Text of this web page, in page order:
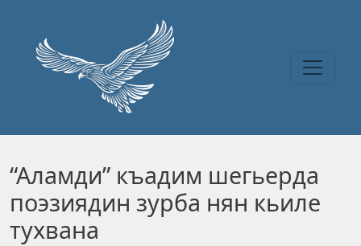
“Аламди” къадим шегьерда
поэзиядин зурба нян кьиле
тухвана